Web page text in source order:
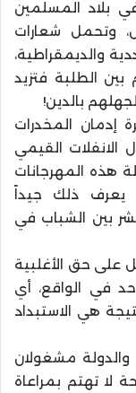
بلاد المسلمين
وتحمل شعارات
والديمقراطية،
الطلبة فتزيد
بالدين!
المخدرات
القيمي
هذه المهرجانات
يعرف ذلك جيداً
بين الشباب في
على حق الأغلبية
في الواقع، أي
هي الاستبداد
مشغولان
لا تهتم بمراعاة